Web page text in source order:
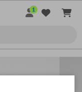
1